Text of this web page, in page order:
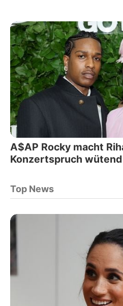
A$AP Rocky macht
Konzertspruch wütend
Top News